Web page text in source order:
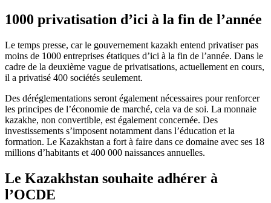
1000 privatisation d’ici à la fin de l’année
Le temps presse, car le gouvernement kazakh entend privatiser pas
moins de 1000 entreprises étatiques d’ici à la fin de l’année. Dans le
cadre de la deuxième vague de privatisations, actuellement en cours,
il a privatisé 400 sociétés seulement.
Des déréglementations seront également nécessaires pour renforcer
les principes de l’économie de marché, cela va de soi. La monnaie
kazakhe, non convertible, est également concernée. Des
investissements s’imposent notamment dans l’éducation et la
formation. Le Kazakhstan a fort à faire dans ce domaine avec ses 18
millions d’habitants et 400 000 naissances annuelles.
Le Kazakhstan souhaite adhérer à
l’OCDE